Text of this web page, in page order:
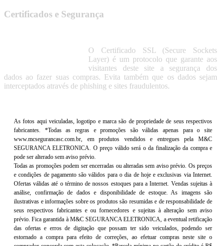
Certificados e Segurança
O Certificado SSL (Secure Sockets
Layer) é um protocolo que garante aos
visitantes deste site a segurança dos
dados ao fazer suas compras. Evita também que os dados sejam
interceptados através de phishing e sites fraudulentos.
As fotos aqui veiculadas, logotipo e marca são de propriedade de seus respectivos
fabricantes. *Todas as regras e promoções são válidas apenas para o site
www.mcsegurancasc.com.br, em produtos vendidos e entregues pela M&C
SEGURANCA ELETRONICA. O preço válido será o da finalização da compra e
pode ser alterado sem aviso prévio.
Todas as promoções podem ser encerradas ou alteradas sem aviso prévio. Os preços
e condições de pagamento são válidos para o dia de hoje e exclusivas via Internet.
Ofertas válidas até o término de nossos estoques para a Internet. Vendas sujeitas à
análise, confirmação de dados e disponibilidade de estoque. As imagens são
ilustrativas e informações sobre os produtos são resumidas e de responsabilidade de
seus respectivos fabricantes e ou fornecedores e sujeitas à alteração sem aviso
prévio. Fica garantida à M&C SEGURANCA ELETRONICA, a eventual retificação
das ofertas e erros de digitação que possam ter sido veiculados, podendo ser
estornado a compra para efeito de correções, ao efetuar compras neste site o